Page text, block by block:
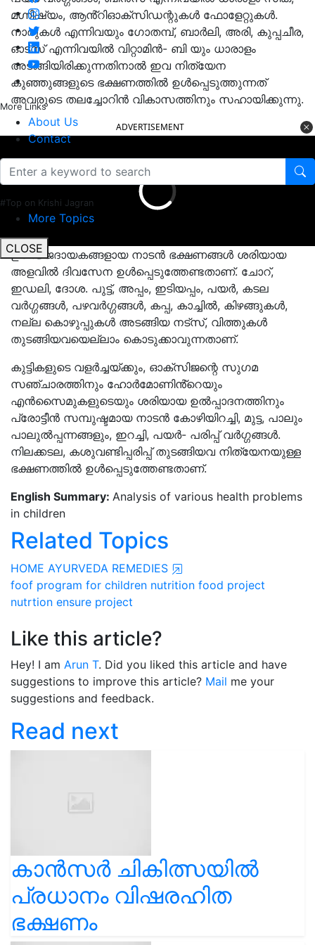
More Links
About Us
Contact
#Top on Krishi Jagran
More Topics
CLOSE
മഗ്നിഷ്യം, ആൻ്റിഓക്‌സിഡന്റുകൾ ഫോളേറ്റുകൾ.
നാരുകൾ എന്നിവയും ഗോതമ്പ്, ബാർലി, അരി, കുപ്പചീര,
ഓട്‌സ് എന്നിവയിൽ വിറ്റാമിൻ- ബി യും ധാരാളം
അടങ്ങിയിരിക്കുന്നതിനാൽ ഇവ നിത്യേന
കുഞ്ഞുങ്ങളുടെ ഭക്ഷണത്തിൽ ഉൾപ്പെടുത്തുന്നത്
അവരുടെ തലച്ചോറിൻ വികാസത്തിനും സഹായിക്കുന്നു.
ADVERTISEMENT
ഊർജ്ജദായകങ്ങളായ നാടൻ ഭക്ഷണങ്ങൾ ശരിയായ
അളവിൽ ദിവസേന ഉൾപ്പെടുത്തേണ്ടതാണ്. ചോറ്,
ഇഡലി, ദോശ. പുട്ട്, അപ്പം, ഇടിയപ്പം, പയർ, കടല
വർഗ്ഗങ്ങൾ, പഴവർഗ്ഗങ്ങൾ, കപ്പ, കാച്ചിൽ, കിഴങ്ങുകൾ,
നല്ല കൊഴുപ്പുകൾ അടങ്ങിയ നട്‌സ്, വിത്തുകൾ
തുടങ്ങിയവയെല്ലാം കൊടുക്കാവുന്നതാണ്.
കുട്ടികളുടെ വളർച്ചയ്ക്കും, ഓക്സിജന്റെ സുഗമ
സഞ്ചാരത്തിനും ഹോർമോണിൻ്റെയും
എൻസൈമുകളുടെയും ശരിയായ ഉൽപ്പാദനത്തിനും
പ്രോട്ടീൻ സമ്പുഷ്ടമായ നാടൻ കോഴിയിറച്ചി, മുട്ട, പാലും
പാലുൽപ്പന്നങ്ങളും, ഇറച്ചി, പയർ- പരിപ്പ് വർഗ്ഗങ്ങൾ.
നിലക്കടല, കശുവണ്ടിപ്പരിപ്പ് തുടങ്ങിയവ നിത്യേനയുള്ള
ഭക്ഷണത്തിൽ ഉൾപ്പെടുത്തേണ്ടതാണ്.
English Summary: Analysis of various health problems
in children
Related Topics
HOME AYURVEDA REMEDIES
foof program for children nutrition food project
nutrtion ensure project
Like this article?
Hey! I am Arun T. Did you liked this article and have
suggestions to improve this article? Mail me your
suggestions and feedback.
Read next
കാൻസർ ചികിത്സയിൽ
പ്രധാനം വിഷരഹിത
ഭക്ഷണം